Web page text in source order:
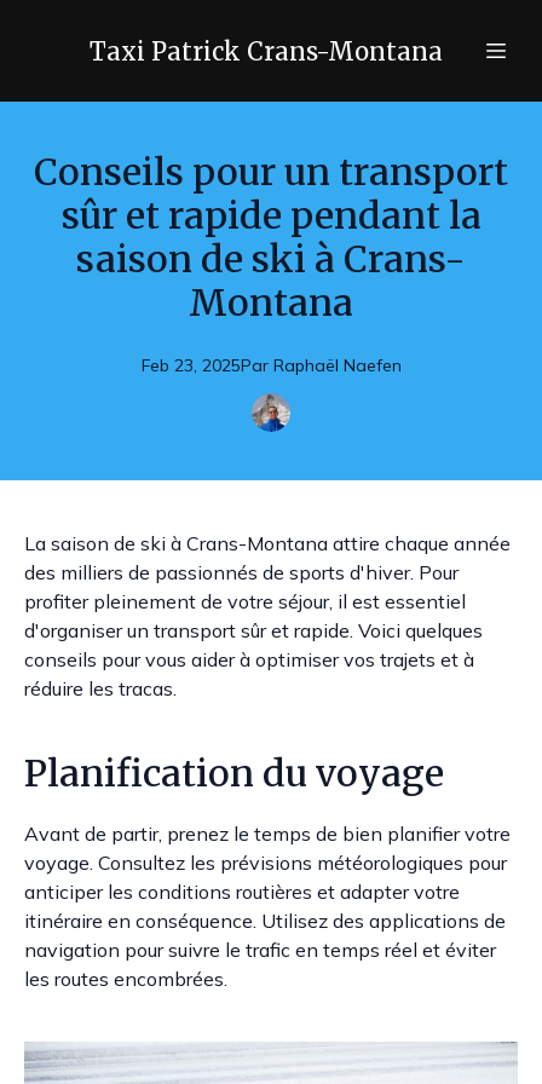
Taxi Patrick Crans-Montana
Conseils pour un transport
sûr et rapide pendant la
saison de ski à Crans-
Montana
Feb 23, 2025Par Raphaël Naefen
La saison de ski à Crans-Montana attire chaque année
des milliers de passionnés de sports d'hiver. Pour
profiter pleinement de votre séjour, il est essentiel
d'organiser un transport sûr et rapide. Voici quelques
conseils pour vous aider à optimiser vos trajets et à
réduire les tracas.
Planification du voyage
Avant de partir, prenez le temps de bien planifier votre
voyage. Consultez les prévisions météorologiques pour
anticiper les conditions routières et adapter votre
itinéraire en conséquence. Utilisez des applications de
navigation pour suivre le trafic en temps réel et éviter
les routes encombrées.